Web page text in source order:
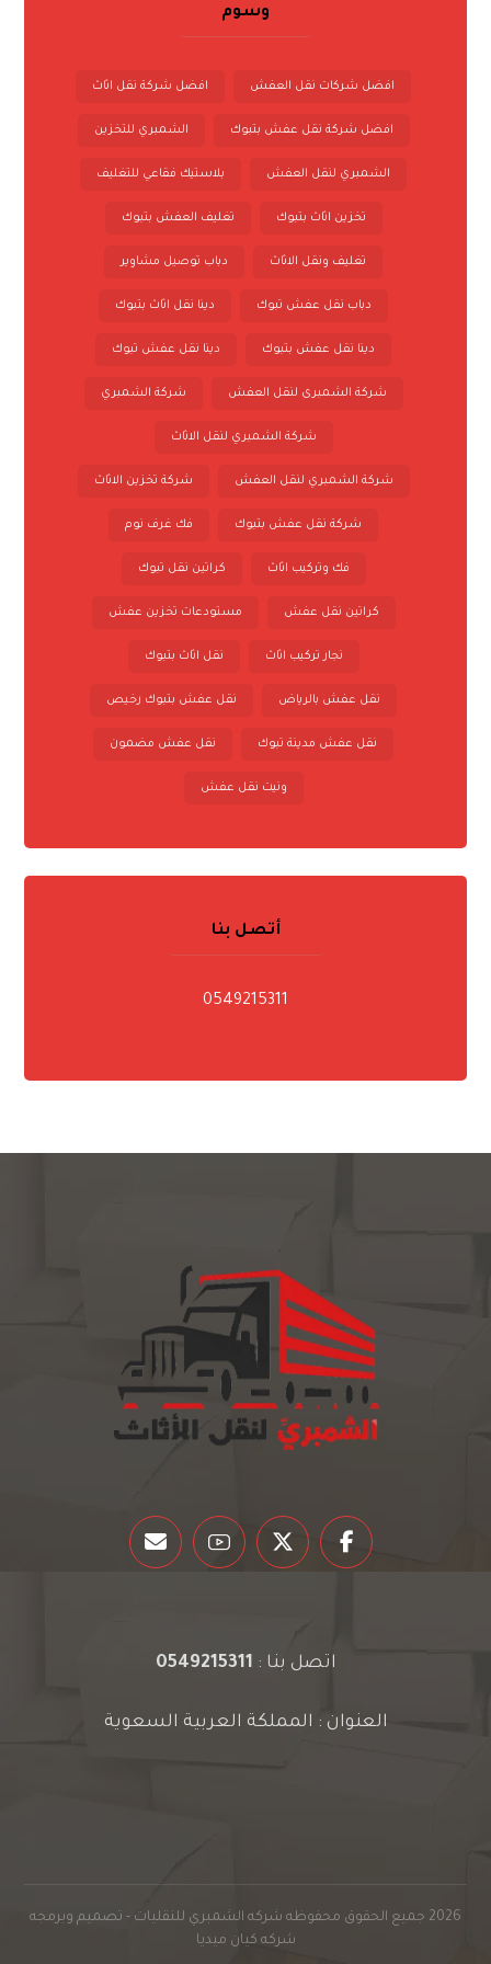
وسوم
افضل شركات نقل العفش افضل شركة نقل اثاث
افضل شركة نقل عفش بتبوك الشمبري للتخزين
الشمبري لنقل العفش بلاستيك فقاعي للتغليف
تخزين اثاث بتبوك تغليف العفش بتبوك
تغليف ونقل الاثاث دباب توصيل مشاوير
دباب نقل عفش تبوك دينا نقل اثاث بتبوك
دينا نقل عفش بتبوك دينا نقل عفش تبوك
شركة الشمبرى لنقل العفش شركة الشمبري
شركة الشمبري لنقل الاثاث
شركة الشمبري لنقل العفش شركة تخزين الاثاث
شركة نقل عفش بتبوك فك غرف نوم
فك وتركيب اثاث كراتين نقل تبوك
كراتين نقل عفش مستودعات تخزين عفش
نجار تركيب اثاث نقل اثاث بتبوك
نقل عفش بالرياض نقل عفش بتبوك رخيص
نقل عفش مدينة تبوك نقل عفش مضمون
ونيت نقل عفش
أتصل بنا
0549215311
اتصل بنا : 0549215311
العنوان : المملكة العربية السعوية
2026 جميع الحقوق محفوظه شركه الشمبري للنقليات - تصميم وبرمجه
شركه كيان ميديا